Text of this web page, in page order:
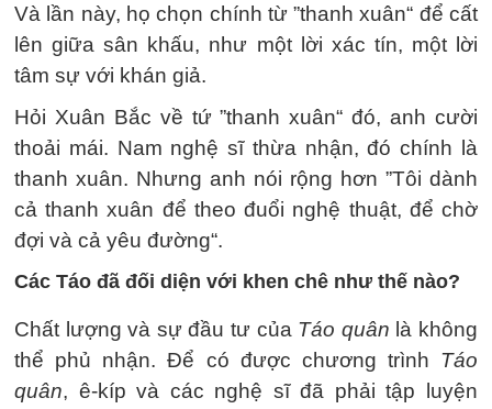
Và lần này, họ chọn chính từ ”thanh xuân“ để cất
lên giữa sân khấu, như một lời xác tín, một lời
tâm sự với khán giả.
Hỏi Xuân Bắc về tứ ”thanh xuân“ đó, anh cười
thoải mái. Nam nghệ sĩ thừa nhận, đó chính là
thanh xuân. Nhưng anh nói rộng hơn ”Tôi dành
cả thanh xuân để theo đuổi nghệ thuật, để chờ
đợi và cả yêu đường“.
Các Táo đã đối diện với khen chê như thế nào?
Chất lượng và sự đầu tư của Táo quân là không
thể phủ nhận. Để có được chương trình Táo
quân, ê-kíp và các nghệ sĩ đã phải tập luyện